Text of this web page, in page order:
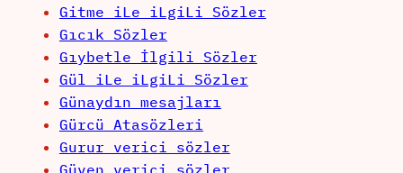
Gitme iLe iLgiLi Sözler
Gıcık Sözler
Gıybetle İlgili Sözler
Gül iLe iLgiLi Sözler
Günaydın mesajları
Gürcü Atasözleri
Gurur verici sözler